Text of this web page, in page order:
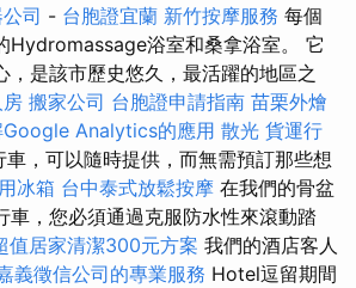
司 - 台胞證宜蘭 新竹按摩服務 每個
Hydromassage浴室和桑拿浴室。 它
，是該市歷史悠久，最活躍的地區之
搬家公司 台胞證申請指南 苗栗外燴
Google Analytics的應用 散光 貨運行
，可以隨時提供，而無需預訂那些想
冰箱 台中泰式放鬆按摩 在我們的骨盆
車，您必須通過克服防水性來滾動踏
值居家清潔300元方案 我們的酒店客人
義徵信公司的專業服務 Hotel逗留期間